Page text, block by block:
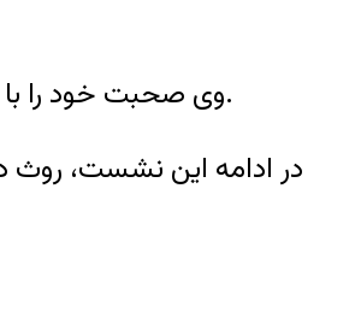
وی صحبت خود را با این سوال که جامعه جهانی چه کمکی می تواند در توقف این روند اسفبار و احکام بیرحمانه انجام دهد، به پایان برد.
در ادامه این نشست، روث